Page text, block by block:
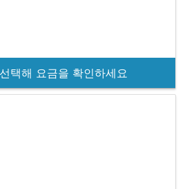
택해 요금을 확인하세요